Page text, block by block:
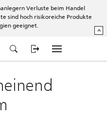
Verluste beim Handel
sind hoch risikoreiche Produkte
geeignet.
^